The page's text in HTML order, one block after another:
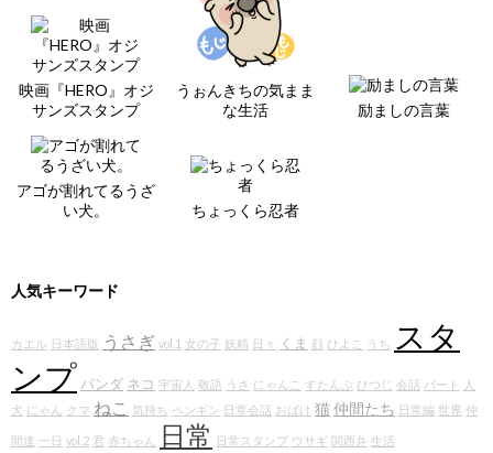
映画『HERO』オジ
サンズスタンプ
うぉんきちの気まま
な生活
励ましの言葉
アゴが割れてるうざ
い犬。
ちょっくら忍者
人気キーワード
カエル 日本語版 うさぎ vol.1 女の子 妖精 日々 くま 顔 ひよこ うち
スタ
ンプ パンダ ネコ 宇宙人 敬語 うさ にゃんこ すたんぷ ひつじ 会話 パート
人
犬 にゃん クマ ねこ 気持ち ペンギン 日常会話 おばけ 猫仲間たち 日常編 世界 仲
間達 一日 vol.2 君 赤ちゃん 日常 日常スタンプ ウサギ 関西弁 生活